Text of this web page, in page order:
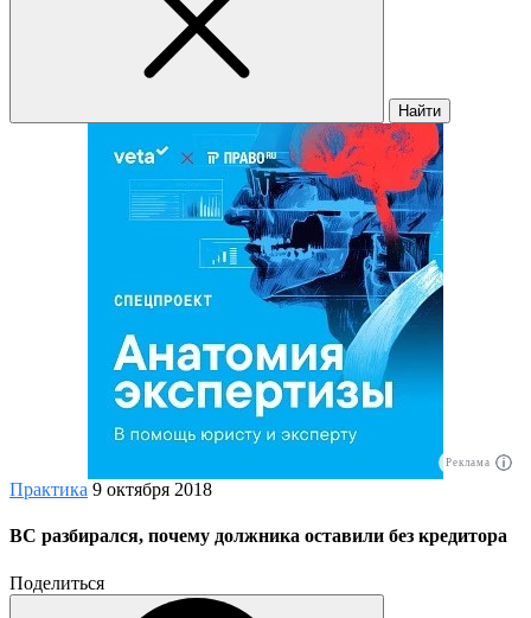
Найти
Реклама
Практика 9 октября 2018
ВС разбирался, почему должника оставили без кредитора
Поделиться